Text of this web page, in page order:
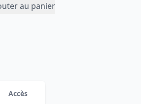
au panier
Accès